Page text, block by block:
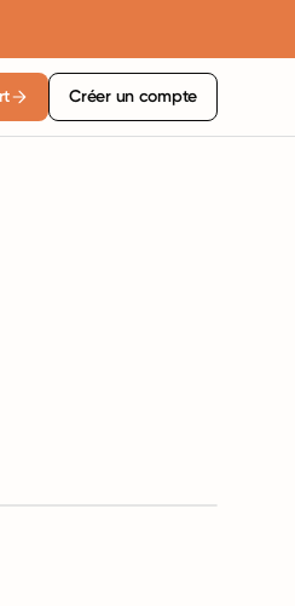
Créer un compte